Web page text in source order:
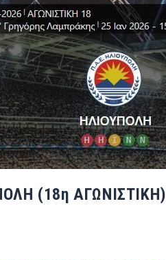
(18η ΑΓΩΝΙΣΤΙΚΗ)